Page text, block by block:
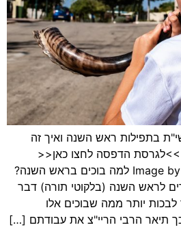
בתפילות ראש השנה ואיך זה
>>לגרסת הדפסה לחצו כאן<<
Image by Ri Butov from Pixabay למה בוכים בראש השנה?
לראש השנה (בלקוטי תורה) דבר
יותר ממה שבוכים אלו
תיאר הרבי הריי"צ את עבודתם […]